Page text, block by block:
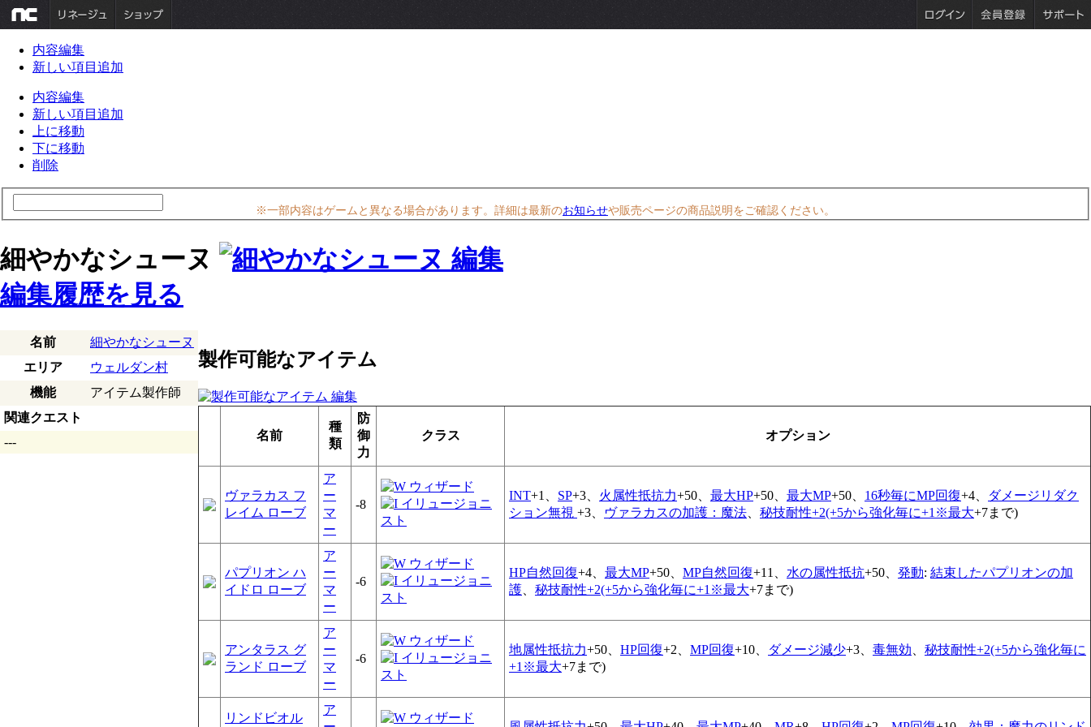
内容編集
新しい項目追加
内容編集
新しい項目追加
上に移動
下に移動
削除
※一部内容はゲームと異なる場合があります。詳細は最新のお知らせや販売ページの商品説明をご確認ください。
細やかなシューヌ
編集履歴を見る
名前
細やかなシューヌ
エリア
ウェルダン村
機能
アイテム製作師
関連クエスト
---
製作可能なアイテム
名前
種
類
防
御
力
クラス オプション
ヴァラカス フ
レイム ローブ
ア
ー
マ
ー
-8
INT+1、 SP+3、 火属性抵抗力+50、 最大HP+50、 最大MP+50、 16秒毎にMP回復+4、
ダメージリダク
ション無視 +3、 ヴァラカスの加護：魔法 秘技耐性+2(+5から強化毎に+1※最大+7まで)
パプリオン ハ
イドロ ローブ
ア
ー
マ
ー
-6
HP自然回復+4、 最大MP+50、 MP自然回復+11、 水の属性抵抗+50、 発動: 結束したパプリオンの加
護
秘技耐性+2(+5から強化毎に+1※最大+7まで)
アンタラス グ
ランド ローブ
ア
ー
マ
ー
-6
地属性抵抗力+50、 HP回復+2、 MP回復+10、 ダメージ減少+3、 毒無効
秘技耐性+2(+5から強化毎に
+1※最大+7まで)
リンドビオル
ア